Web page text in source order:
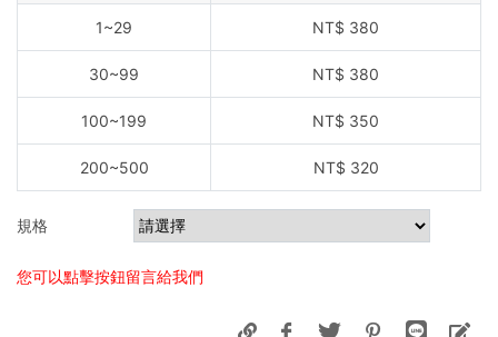
1~29 NT$ 380
30~99 NT$ 380
100~199 NT$ 350
200~500 NT$ 320
規格
您可以點擊按鈕留言給我們